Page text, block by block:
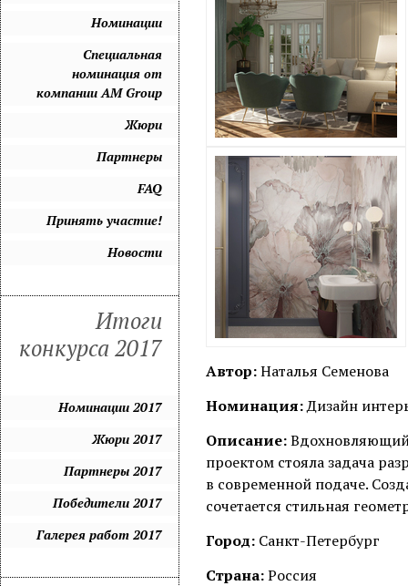
Автор:Наталья Семенова
Номинация:Дизайн
Описание:Вдохновляющий
проектом стояла задача
в современной подаче.
сочетается стильная
Город: Санкт-Петербург
Страна:Россия
Номинации
Специальная
номинация от
компании AM Group
Жюри
Партнеры
FAQ
Принять участие!
Новости
Итоги
конкурса 2017
Номинации 2017
Жюри 2017
Партнеры 2017
Победители 2017
Галерея работ 2017